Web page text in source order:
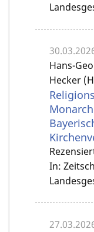
Hans-
Hecker
In: